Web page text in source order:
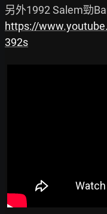
https://
392s